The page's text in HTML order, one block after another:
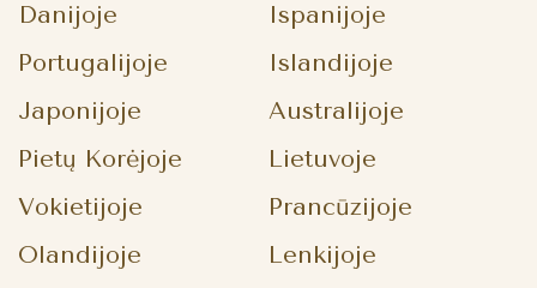
Danijoje
Ispanijoje
Portugalijoje
Islandijoje
Japonijoje
Australijoje
Pietų Korėjoje
Lietuvoje
Vokietijoje
Prancūzijoje
Olandijoje
Lenkijoje